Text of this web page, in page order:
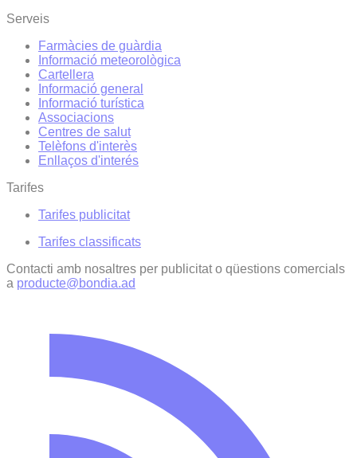
Serveis
Farmàcies de guàrdia
Informació meteorològica
Cartellera
Informació general
Informació turística
Associacions
Centres de salut
Telèfons d'interès
Enllaços d'interés
Tarifes
Tarifes publicitat
Tarifes classificats
Contacti amb nosaltres per publicitat o qüestions comercials
a producte@bondia.ad